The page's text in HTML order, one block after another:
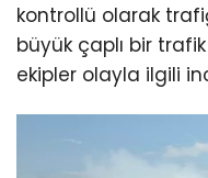
kontrollü olarak
büyük çaplı bir
ekipler olayla ilgili